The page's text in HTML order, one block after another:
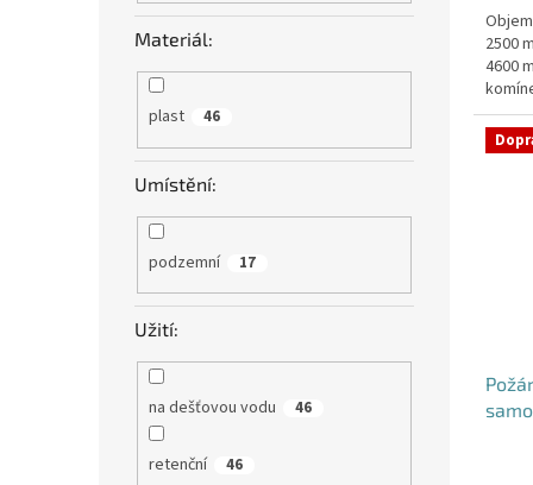
Materiál:
plast 46
Umístění:
podzemní 17
Užití:
na dešťovou vodu 46
retenční 46
z
5
2500
4600